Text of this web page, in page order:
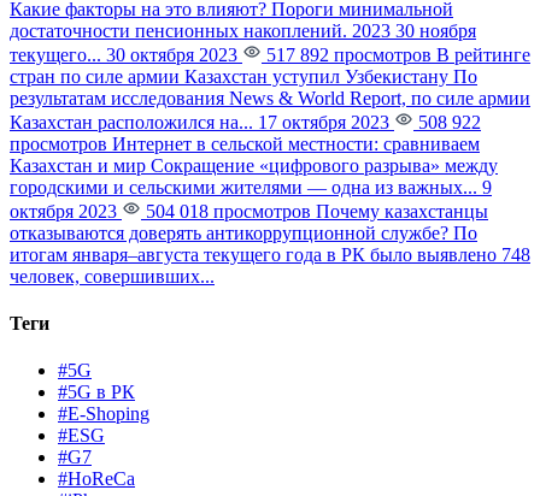
Какие факторы на это влияют? Пороги минимальной
достаточности пенсионных накоплений. 2023 30 ноября
текущего... 30 октября 2023 517 892 просмотров В рейтинге
стран по силе армии Казахстан уступил Узбекистану По
результатам исследования News & World Report, по силе армии
Казахстан расположился на... 17 октября 2023
508 922
просмотров Интернет в сельской местности: сравниваем
Казахстан и мир Сокращение «цифрового разрыва» между
городскими и сельскими жителями — одна из важных... 9
октября 2023
504 018 просмотров Почему казахстанцы
отказываются доверять антикоррупционной службе? По
итогам января–августа текущего года в РК было выявлено 748
человек, совершивших...
Теги
#5G
#5G в РК
#E-Shoping
#ESG
#G7
#HoReCa